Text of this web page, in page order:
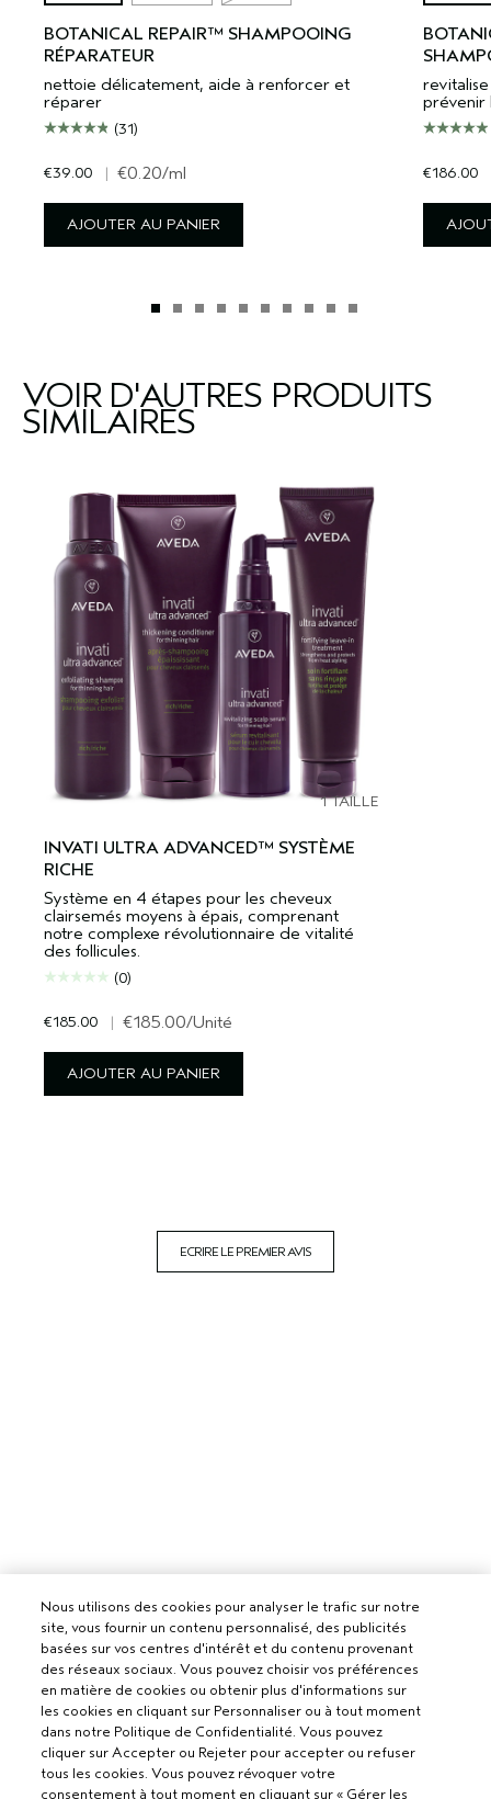
BOTANICAL REPAIR™ SHAMPOOING
RÉPARATEUR
nettoie délicatement, aide à renforcer et
réparer
(31)
€39.00 | €0.20/ml
AJOUTER AU PANIER
prévenir
€186.00
VOIR D'AUTRES PRODUITS
SIMILAIRES
1 TAILLE
INVATI ULTRA ADVANCED™ SYSTÈME
RICHE
Système en 4 étapes pour les cheveux
clairsemés moyens à épais, comprenant
notre complexe révolutionnaire de vitalité
des follicules.
(0)
€185.00 | €185.00/Unité
AJOUTER AU PANIER
ECRIRE LE PREMIER AVIS
Nous utilisons des cookies pour analyser le trafic sur notre
site, vous fournir un contenu personnalisé, des publicités
basées sur vos centres d'intérêt et du contenu provenant
des réseaux sociaux. Vous pouvez choisir vos préférences
en matière de cookies ou obtenir plus d'informations sur
les cookies en cliquant sur Personnaliser ou à tout moment
dans notre Politique de Confidentialité. Vous pouvez
cliquer sur Accepter ou Rejeter pour accepter ou refuser
tous les cookies. Vous pouvez révoquer votre
consentement à tout moment en cliquant sur « Gérer les